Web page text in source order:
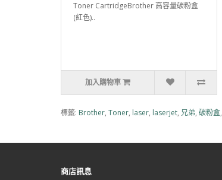
Toner CartridgeBrother 高容量碳粉盒
(紅色)..
加入購物車
標籤: Brother, Toner, laser, laserjet, 兄弟, 碳粉盒,
商店訊息